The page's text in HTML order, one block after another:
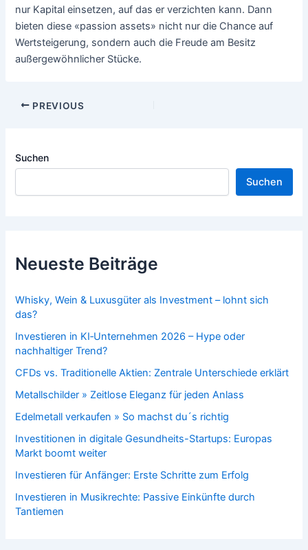
nur Kapital einsetzen, auf das er verzichten kann. Dann
bieten diese «passion assets» nicht nur die Chance auf
Wertsteigerung, sondern auch die Freude am Besitz
außergewöhnlicher Stücke.
Post
PREVIOUS
Suchen
Suchen
Neueste Beiträge
Whisky, Wein & Luxusgüter als Investment – lohnt sich
das?
Investieren in KI‑Unternehmen 2026 – Hype oder
nachhaltiger Trend?
CFDs vs. Traditionelle Aktien: Zentrale Unterschiede erklärt
Metallschilder » Zeitlose Eleganz für jeden Anlass
Edelmetall verkaufen » So machst du´s richtig
Investitionen in digitale Gesundheits-Startups: Europas
Markt boomt weiter
Investieren für Anfänger: Erste Schritte zum Erfolg
Investieren in Musikrechte: Passive Einkünfte durch
Tantiemen